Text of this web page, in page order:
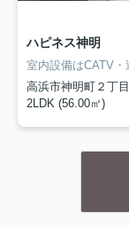
高浜市神明町２丁目
2LDK (56.00㎡)